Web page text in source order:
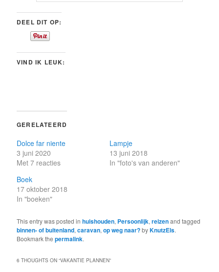
DEEL DIT OP:
VIND IK LEUK:
GERELATEERD
Dolce far niente
3 juni 2020
Met 7 reacties
Lampje
13 juni 2018
In "foto's van anderen"
Boek
17 oktober 2018
In "boeken"
This entry was posted inhuishouden, Persoonlijk,reizenand tagged
binnen- of buitenland,caravan,op weg naar?byKnutzEls.
Bookmark thepermalink.
6 THOUGHTS ON “VAKANTIE PLANNEN”